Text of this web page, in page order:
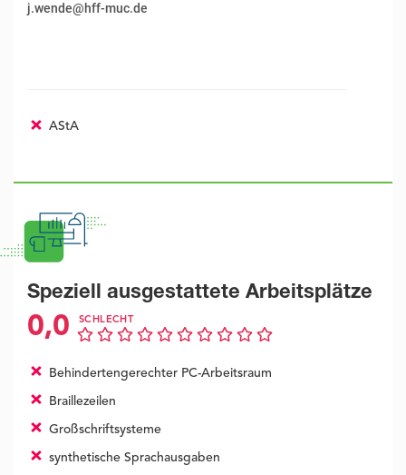
j.wende@hff-muc.de
AStA
Speziell ausgestattete Arbeitsplätze
0,0 SCHLECHT
Behindertengerechter PC-Arbeitsraum
Braillezeilen
Großschriftsysteme
synthetische Sprachausgaben